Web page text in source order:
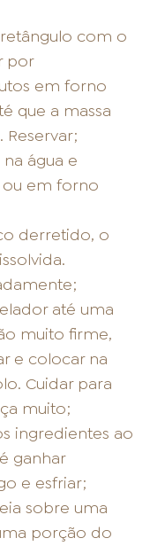
com o
por
em forno
que a massa
água e
em forno
derretido, o
até uma
muito firme,
e colocar na
Cuidar para
muito;
ingredientes ao
ganhar
e esfriar;
sobre uma
porção do